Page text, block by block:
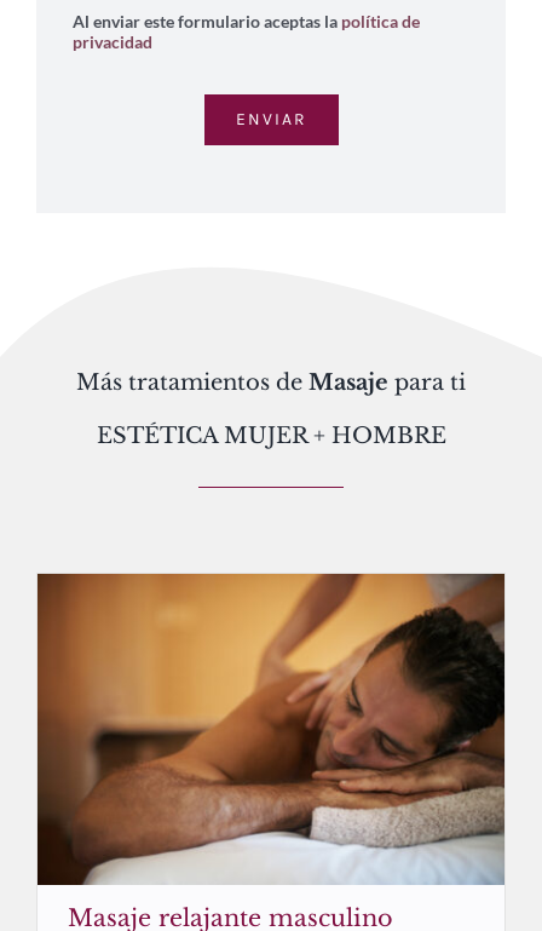
Al enviar este formulario aceptas la política de
privacidad
ENVIAR
Más tratamientos de Masaje para ti
ESTÉTICA MUJER + HOMBRE
Masaje relajante masculino